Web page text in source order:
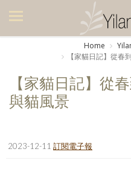
美食集
廚房集
旅遊集
Home
【家貓日記】從春
【家貓日記】從
與貓風景
2023-12-11 訂閱電子報